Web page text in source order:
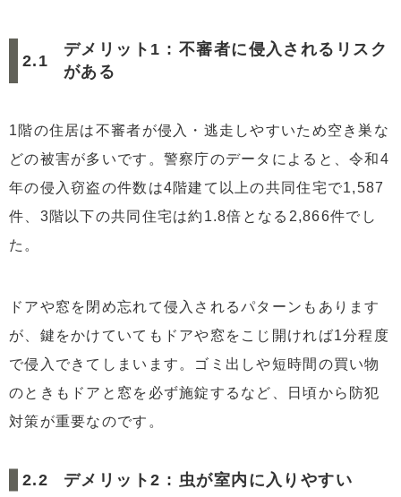
デメリット1 : 不審者に侵入されるリスク
がある
1階の住居は不審者が侵入・逃走しやすいため空き巣な
どの被害が多いです。警察庁のデータによると、令和4
年の侵入窃盗の件数は4階建て以上の共同住宅で1,587
件、3階以下の共同住宅は約1.8倍となる2,866件でし
た。
ドアや窓を閉め忘れて侵入されるパターンもあります
が、鍵をかけていてもドアや窓をこじ開ければ1分程度
で侵入できてしまいます。ゴミ出しや短時間の買い物
のときもドアと窓を必ず施錠するなど、日頃から防犯
対策が重要なのです。
デメリット2 : 虫が室内に入りやすい